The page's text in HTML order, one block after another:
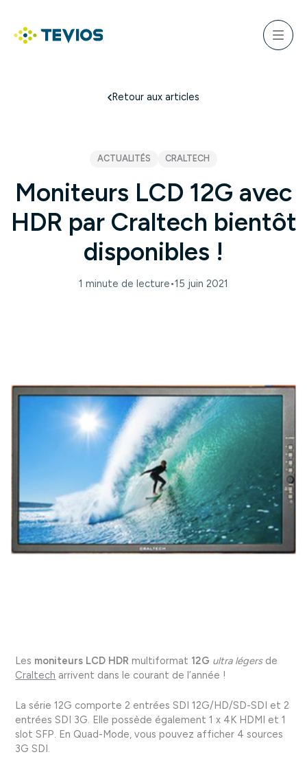
contenu
Menu
Moniteurs LCD 12G avec
HDR par Craltech bientôt
disponibles !
Retour aux articles
ACTUALITÉS CRALTECH
1 minute de lecture•15 juin 2021
Les moniteurs LCD HDR multiformat 12G ultra légersde
Craltech arrivent dans le courant de l’année !
La série 12G comporte 2 entrées SDI 12G/HD/SD-SDI et 2
entrées SDI 3G. Elle possède également 1 x 4K HDMI et 1
slot SFP. En Quad-Mode, vous pouvez afficher 4 sources
3G SDI.